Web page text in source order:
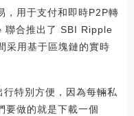
，用于支付和即時P2P轉
聯合推出了 SBI Ripple
采用基于區塊鏈的實時
特別方便，因為每輛私
要做的就是下載一個